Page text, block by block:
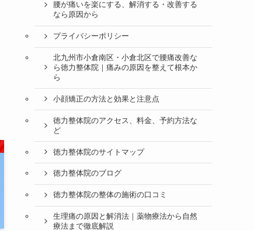
腰が痛いを楽にする、解消する・改善する
なら原因から
プライバシーポリシー
北九州市小倉南区・小倉北区で腰痛改善な
ら徳力整体院｜痛みの原因を整えて根本か
ら
小顔矯正の方法と効果と注意点
徳力整体院のアクセス、料金、予約方法な
ど
徳力整体院のサイトマップ
徳力整体院のブログ
徳力整体院の整体の施術の口コミ
生理痛の原因と解消法｜薬物療法から自然
療法まで徹底解説